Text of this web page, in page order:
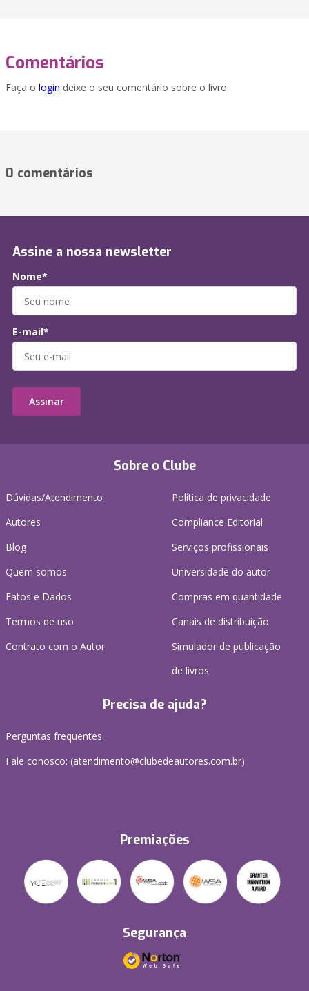
Comentários
Faça o login deixe o seu comentário sobre o livro.
0 comentários
Sobre o Clube
Dúvidas/Atendimento
Autores
Blog
Quem somos
Fatos e Dados
Termos de uso
Contrato com o Autor
Política de privacidade
Compliance Editorial
Serviços profissionais
Universidade do autor
Compras em quantidade
Canais de distribuição
Simulador de publicação
de livros
Precisa de ajuda?
Perguntas frequentes
Fale conosco: (atendimento@clubedeautores.com.br)
Premiações
Segurança
Assine a nossa newsletter
Nome*
E-mail*
Assinar